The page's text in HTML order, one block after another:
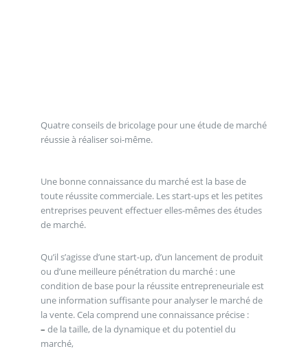
Quatre conseils de bricolage pour une étude de marché
réussie à réaliser soi-même.
Une bonne connaissance du marché est la base de
toute réussite commerciale. Les start-ups et les petites
entreprises peuvent effectuer elles-mêmes des études
de marché.
Qu’il s’agisse d’une start-up, d’un lancement de produit
ou d’une meilleure pénétration du marché : une
condition de base pour la réussite entrepreneuriale est
une information suffisante pour analyser le marché de
la vente. Cela comprend une connaissance précise :
– de la taille, de la dynamique et du potentiel du
marché,